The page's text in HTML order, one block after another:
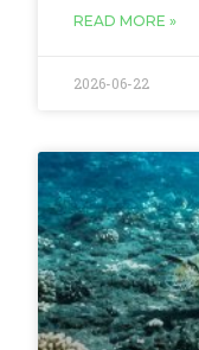
READ MORE »
2026-06-22